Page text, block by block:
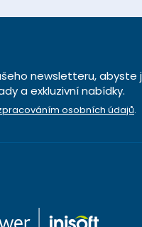
newsletteru, abyste
a exkluzivní nabídky.
osobních údajů.